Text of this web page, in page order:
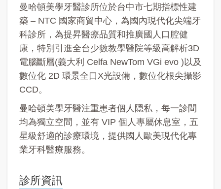
曼哈頓美學牙醫診所位於台中市七期指標性建
築 – NTC 國家商貿中心，為國內現代化尖端牙
科診所，為提昇醫療品質和推廣國人口腔健
康，特別引進全台少數教學醫院等級高解析3D
電腦斷層(義大利 Celfa NewTom VGi evo )以及
數位化 2D 環景全口X光設備，數位化根尖攝影
CCD。
曼哈頓美學牙醫注重患者個人隠私，每一診間
均為獨立空間，並有 VIP 個人專屬休息室，五
星級舒適的診療環境，提供國人歐美現代化專
業牙科醫療服務。
診所資訊